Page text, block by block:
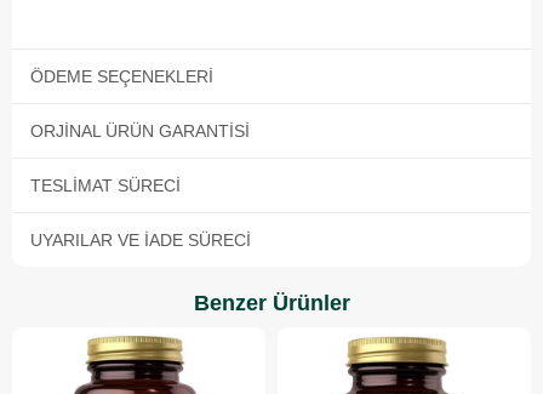
ÖDEME SEÇENEKLERI
ORJINAL ÜRÜN GARANTISI
TESLIMAT SÜRECI
UYARILAR VE İADE SÜRECI
Benzer Ürünler